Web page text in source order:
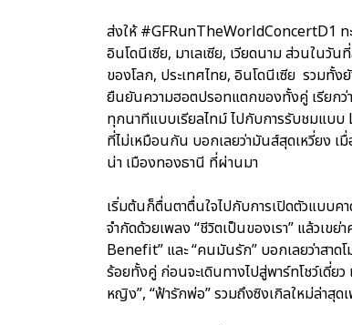
ส่งให้ #GFRunTheWorldConcertD1 ท
อินโดนีเซีย, มาเลเซีย, เวียดนาม ส่วนใน
ของโลก, ประเทศไทย, อินโดนีเซีย รวมทั้
ยืนยันความฮอตปรอทแตกของทั้งคู่ เรียกว่
ทุกนาทีแบบเรียลไทม์ ไปกับการรับชมแบ
ที่ไม่เหมือนกัน บอกเลยว่ามันส์สุดเหวี่ยง
น่า เมืองทองธานี ที่ผ่านมา
เริ่มต้นก็ตื่นตาตื่นใจไปกับการเปิดตัวแบบ
จำกัดด้วยเพลง “ชีวิตเป็นของเรา” แล้วเ
Benefit” และ “คนมันรัก” บอกเลยว่าสา
ร้อยทั้งคู่ ก่อนจะเดินทางไปสู่พาร์ทโชว์เดี่ย
หญิง”, “ฟ้ารักพ่อ” รวมถึงซิงเกิลใหม่ล่าสุด